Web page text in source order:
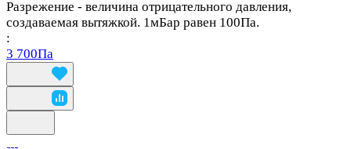
Разрежение - величина отрицательного давления,
создаваемая вытяжкой. 1мБар равен 100Па.
:
3 700Па